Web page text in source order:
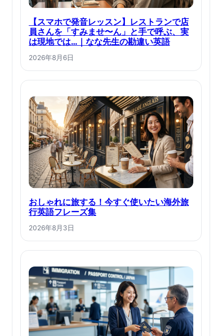
【スマホで発音レッスン】レストランで店
員さんを「すみませ〜ん」と手で呼ぶ、実
は現地では…｜なな先生の勘違い英語
2026年8月6日
おしゃれに旅する！今すぐ使いたい海外旅
行英語フレーズ集
2026年8月3日